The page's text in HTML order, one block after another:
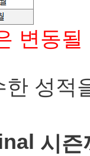
변동
한 성적
시즌